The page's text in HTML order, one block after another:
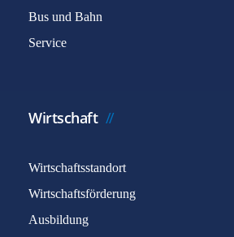
Bus und Bahn
Service
Wirtschaft
Wirtschaftsstandort
Wirtschaftsförderung
Ausbildung